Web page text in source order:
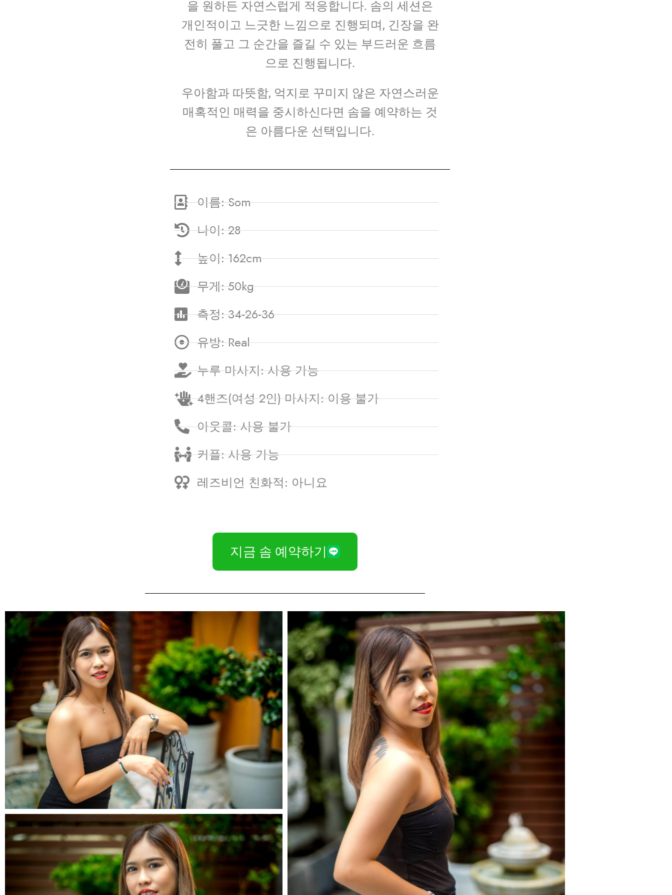
을 원하든 자연스럽게 적응합니다. 솜의 세션은
개인적이고 느긋한 느낌으로 진행되며, 긴장을 완
전히 풀고 그 순간을 즐길 수 있는 부드러운 흐름
으로 진행됩니다.
우아함과 따뜻함, 억지로 꾸미지 않은 자연스러운
매혹적인 매력을 중시하신다면 솜을 예약하는 것
은 아름다운 선택입니다.
이름: Som
나이: 28
높이: 162cm
무게: 50kg
측정: 34-26-36
유방: Real
누루 마사지: 사용 가능
4핸즈(여성 2인) 마사지: 이용 불가
아웃콜: 사용 불가
커플: 사용 가능
레즈비언 친화적: 아니요
지금 솜 예약하기